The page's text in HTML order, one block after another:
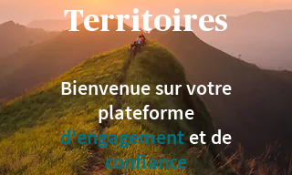
Territoires
Bienvenue sur votre
plateforme
d'engagementet de
confiance